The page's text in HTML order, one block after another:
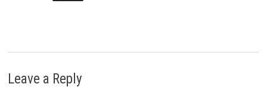
Leave a Reply